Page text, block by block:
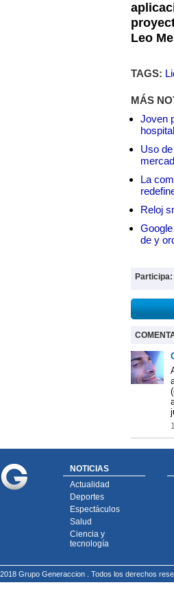
Leo
TAGS:
MÁS
Joven
Uso
La
Reloj
de y
Participa:
NOTICIAS
Actualidad
Deportes
Espectáculos
Salud
Ciencia y
tecnología
2018 Grupo Generaccion . Todos los derechos